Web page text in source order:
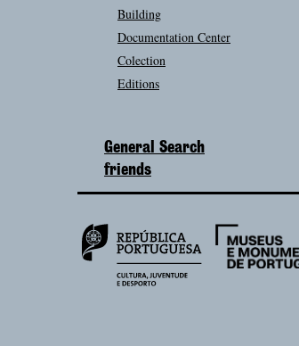
Building
Documentation Center
Colection
Editions
General Search
friends